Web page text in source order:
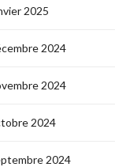
2025
2024
2024
2024
2024